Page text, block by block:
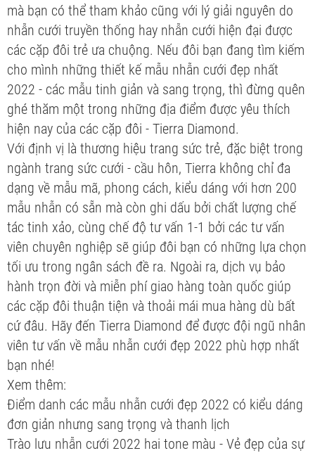
mà bạn có thể tham khảo cũng với lý giải nguyên do
nhẫn cưới truyền thống hay nhẫn cưới hiện đại được
các cặp đôi trẻ ưa chuộng. Nếu đôi bạn đang tìm kiếm
cho mình những thiết kế mẫu nhẫn cưới đẹp nhất
2022 - các mẫu tinh giản và sang trọng, thì đừng quên
ghé thăm một trong những địa điểm được yêu thích
hiện nay của các cặp đôi - Tierra Diamond.
Với định vị là thương hiệu trang sức trẻ, đặc biệt trong
ngành trang sức cưới - cầu hôn, Tierra không chỉ đa
dạng về mẫu mã, phong cách, kiểu dáng với hơn 200
mẫu nhẫn có sẵn mà còn ghi dấu bởi chất lượng chế
tác tinh xảo, cùng chế độ tư vấn 1-1 bởi các tư vấn
viên chuyên nghiệp sẽ giúp đôi bạn có những lựa chọn
tối ưu trong ngân sách đề ra. Ngoài ra, dịch vụ bảo
hành trọn đời và miễn phí giao hàng toàn quốc giúp
các cặp đôi thuận tiện và thoải mái mua hàng dù bất
cứ đâu. Hãy đến Tierra Diamond để được đội ngũ nhân
viên tư vấn về mẫu nhẫn cưới đẹp 2022 phù hợp nhất
bạn nhé!
Xem thêm:
Điểm danh các mẫu nhẫn cưới đẹp 2022 có kiểu dáng
đơn giản nhưng sang trọng và thanh lịch
Trào lưu nhẫn cưới 2022 hai tone màu - Vẻ đẹp của sự